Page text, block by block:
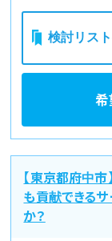
検討リス
希
【東京都府中
も貢献できる
か？